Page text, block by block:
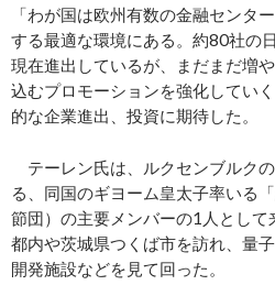
「わが国は欧州有数の金融センタ
する最適な環境にある。約80社の
現在進出しているが、まだまだ増
込むプロモーションを強化してい
的な企業進出、投資に期待した。
テーレン氏は、ルクセンブルク
る、同国のギヨーム皇太子率いる
節団）の主要メンバーの1人とし
都内や茨城県つくば市を訪れ、量
開発施設などを見て回った。